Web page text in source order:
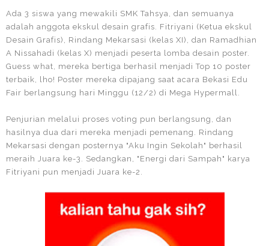
Ada 3 siswa yang mewakili SMK Tahsya, dan semuanya
adalah anggota ekskul desain grafis. Fitriyani (Ketua ekskul
Desain Grafis), Rindang Mekarsasi (kelas XI), dan Ramadhian
A Nissahadi (kelas X) menjadi peserta lomba desain poster.
Guess what, mereka bertiga berhasil menjadi Top 10 poster
terbaik, lho! Poster mereka dipajang saat acara Bekasi Edu
Fair berlangsung hari Minggu (12/2) di Mega Hypermall.
Penjurian melalui proses voting pun berlangsung, dan
hasilnya dua dari mereka menjadi pemenang. Rindang
Mekarsasi dengan posternya "Aku Ingin Sekolah" berhasil
meraih Juara ke-3. Sedangkan, "Energi dari Sampah" karya
Fitriyani pun menjadi Juara ke-2.